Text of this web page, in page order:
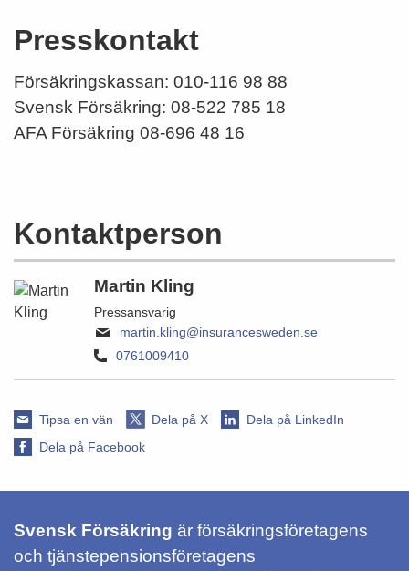
Presskontakt
Försäkringskassan: 010-116 98 88
Svensk Försäkring: 08-522 785 18
AFA Försäkring 08‑696 48 16
Kontaktperson
Martin Kling
Pressansvarig
martin.kling@insurancesweden.se
0761009410
Tipsa en vän Dela på X
Dela på LinkedIn
Dela på Facebook
Svensk Försäkring är försäkringsföretagens
och tjänstepensionsföretagens